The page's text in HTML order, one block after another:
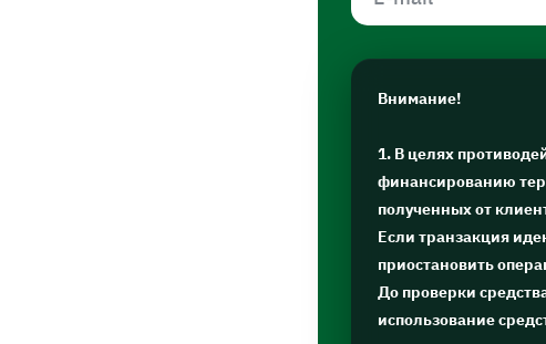
Внимание!
1. В целях
финансированию
полученных от
Если транзакция
приостановить
До проверки
использование